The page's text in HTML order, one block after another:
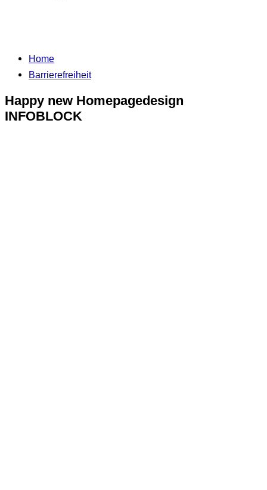
Home
Barrierefreiheit
Happy new Homepagedesign
INFOBLOCK